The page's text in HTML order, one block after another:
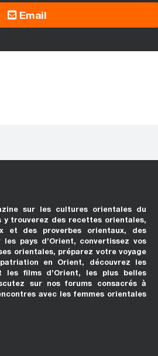
Email
sur les cultures orientales du
y trouverez des recettes orientales,
et des proverbes orientaux, des
pays d’Orient, convertissez vos
orientales, préparez votre voyage
en Orient, découvrez les
les films d’Orient, les plus belles
sur nos forums consacrés à
avec les femmes orientales